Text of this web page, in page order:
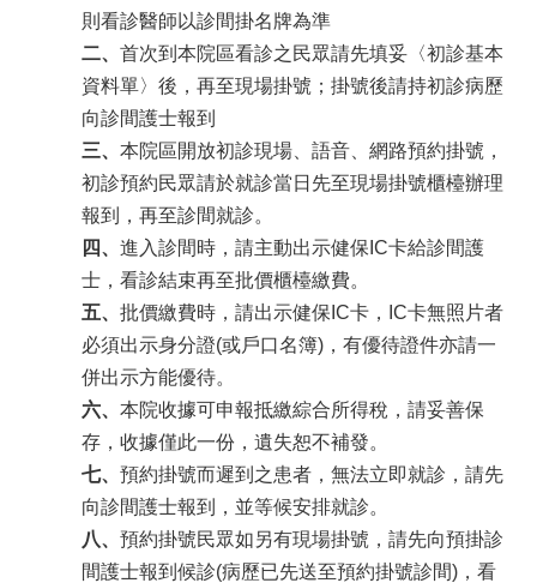
則看診醫師以診間掛名牌為準
二、 首次到本院區看診之民眾請先填妥〈初診基本
資料單〉後，再至現場掛號；掛號後請持初診病歷
向診間護士報到
三、 本院區開放初診現場、語音、網路預約掛號，
初診預約民眾請於就診當日先至現場掛號櫃檯辦理
報到，再至診間就診。
四、 進入診間時，請主動出示健保IC卡給診間護
士，看診結束再至批價櫃檯繳費。
五、 批價繳費時，請出示健保IC卡，IC卡無照片者
必須出示身分證(或戶口名簿)，有優待證件亦請一
併出示方能優待。
六、 本院收據可申報抵繳綜合所得稅，請妥善保
存，收據僅此一份，遺失恕不補發。
七、 預約掛號而遲到之患者，無法立即就診，請先
向診間護士報到，並等候安排就診。
八、 預約掛號民眾如另有現場掛號，請先向預掛診
間護士報到候診(病歷已先送至預約掛號診間)，看